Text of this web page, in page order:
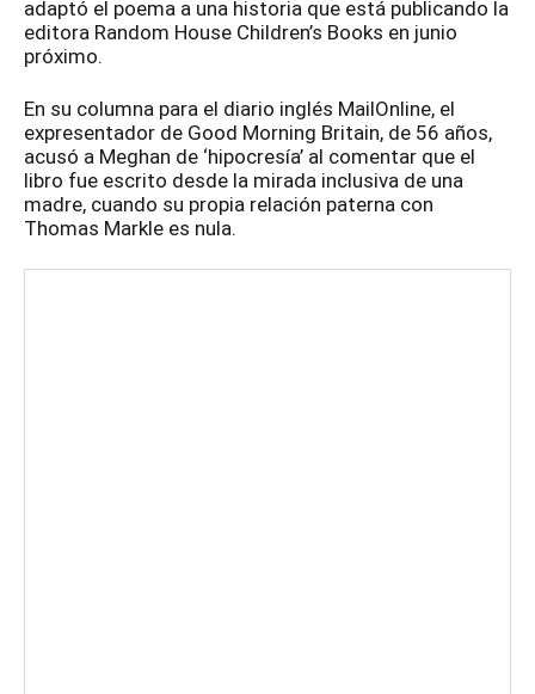
adaptó el poema a una historia que está publicando la
editora Random House Children’s Books en junio
próximo.
En su columna para el diario inglés MailOnline, el
expresentador de Good Morning Britain, de 56 años,
acusó a Meghan de ‘hipocresía’ al comentar que el
libro fue escrito desde la mirada inclusiva de una
madre, cuando su propia relación paterna con
Thomas Markle es nula.